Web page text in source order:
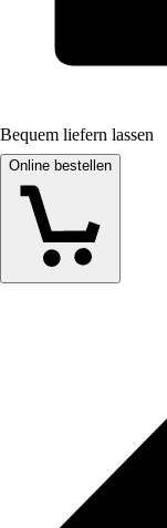
Bequem liefern lassen
Online bestellen